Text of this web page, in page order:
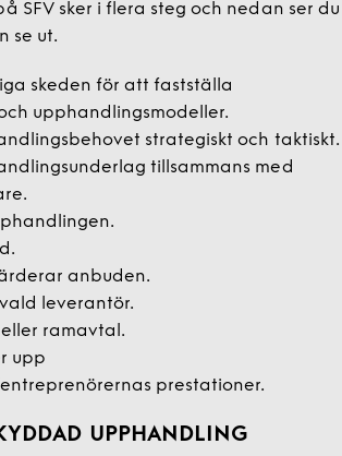
SFV sker i flera steg och nedan ser du
se ut.
skeden för att fastställa
upphandlingsmodeller.
strategiskt och taktiskt.
tillsammans med
anbuden.
leverantör.
ramavtal.
upp
prestationer.
UPPHANDLING